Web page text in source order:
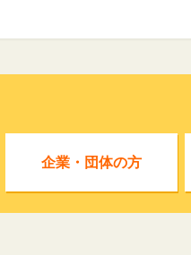
企業・団体の方